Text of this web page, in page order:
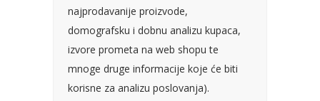
najprodavanije proizvode,
domografsku i dobnu analizu kupaca,
izvore prometa na web shopu te
mnoge druge informacije koje će biti
korisne za analizu poslovanja).